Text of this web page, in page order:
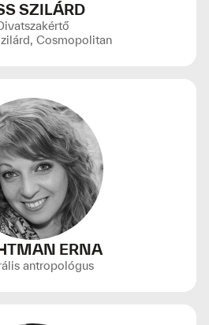
SZILÁRD
Cosmopolitan
ERNA
antropológus